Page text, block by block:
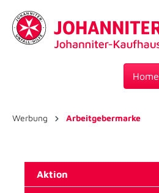
Home
Werbung Arbeitgebermarke
Aktion